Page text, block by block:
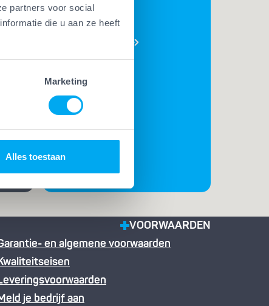
partners voor social
die u aan ze heeft
Marketing
Alles toestaan
BEKIJK
AL ONZE
VOORWAARDEN
en algemene voorwaarden
je bedrijf aan